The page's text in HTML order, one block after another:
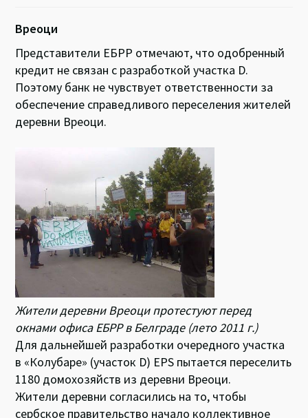
Вреоци
Представители ЕБРР отмечают, что одобренный
кредит не связан с разработкой участка D.
Поэтому банк не чувствует ответственности за
обеспечение справедливого переселения жителей
деревни Вреоци.
Жители деревни Вреоци протестуют перед
окнами офиса ЕБРР в Белграде (лето 2011 г.)
Для дальнейшей разработки очередного участка
в «Колубаре» (участок D) EPS пытается переселить
1180 домохозяйств из деревни Вреоци.
Жители деревни согласились на то, чтобы
сербское правительство начало коллективное